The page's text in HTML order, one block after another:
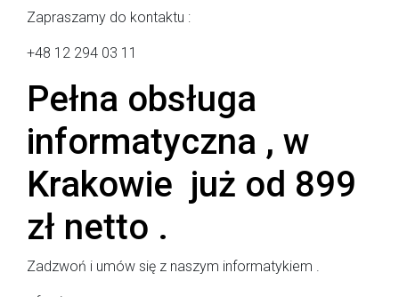
Zapraszamy do kontaktu :
+48 12 294 03 11
Pełna obsługa
informatyczna , w
Krakowie już od 899
zł netto .
Zadzwoń i umów się z naszym informatykiem .